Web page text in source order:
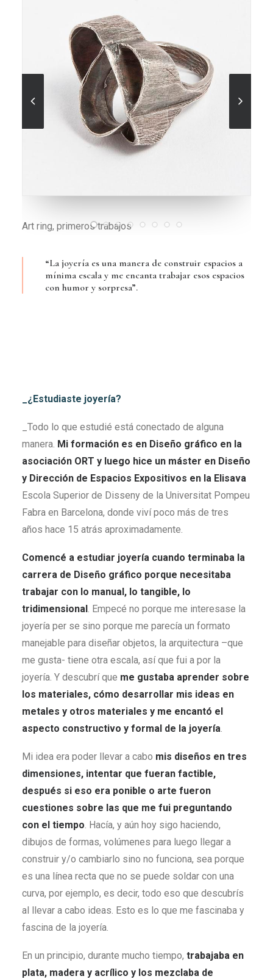
“La joyería es una manera de construir espacios a
mínima escala y me encanta trabajar esos espacios
con humor y sorpresa”.
_¿Estudiaste joyería?
_Todo lo que estudié está conectado de alguna
manera. Mi formación es en Diseño gráfico en la
asociación ORT y luego hice un máster en Diseño
y Dirección de Espacios Expositivos en la Elisava
Escola Superior de Disseny de la Universitat Pompeu
Fabra en Barcelona, donde viví poco más de tres
años hace 15 atrás aproximadamente.
Comencé a estudiar joyería cuando terminaba la
carrera de Diseño gráfico porque necesitaba
trabajar con lo manual, lo tangible, lo
tridimensional. Empecé no porque me interesase la
joyería per se sino porque me parecía un formato
manejable para diseñar objetos, la arquitectura –que
me gusta- tiene otra escala, así que fui a por la
joyería. Y descubrí que me gustaba aprender sobre
los materiales, cómo desarrollar mis ideas en
metales y otros materiales y me encantó el
aspecto constructivo y formal de la joyería.
Mi idea era poder llevar a cabo mis diseños en tres
dimensiones, intentar que fueran factible,
después si eso era ponible o arte fueron
cuestiones sobre las que me fui preguntando
con el tiempo. Hacía, y aún hoy sigo haciendo,
dibujos de formas, volúmenes para luego llegar a
construir y/o cambiarlo sino no funciona, sea porque
es una línea recta que no se puede soldar con una
curva, por ejemplo, es decir, todo eso que descubrís
al llevar a cabo ideas. Esto es lo que me fascinaba y
fascina de la joyería.
En un principio, durante mucho tiempo, trabajaba en
plata, madera y acrílico y los mezclaba de